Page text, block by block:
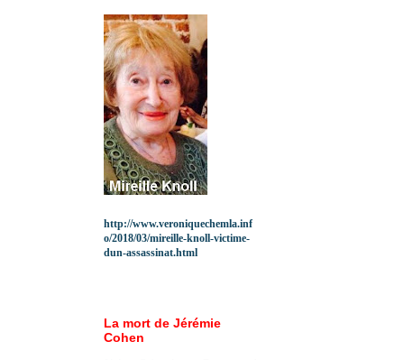
http://www.veroniquechemla.inf
o/2018/03/mireille-knoll-victime-
dun-assassinat.html
La mort de Jérémie
Cohen